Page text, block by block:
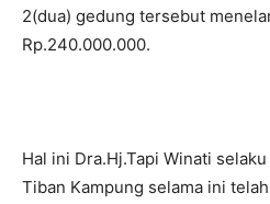
2(dua) gedung tersebut
Rp.240.000.000.
Hal ini Dra.Hj.Tapi Winati
Tiban Kampung selama ini